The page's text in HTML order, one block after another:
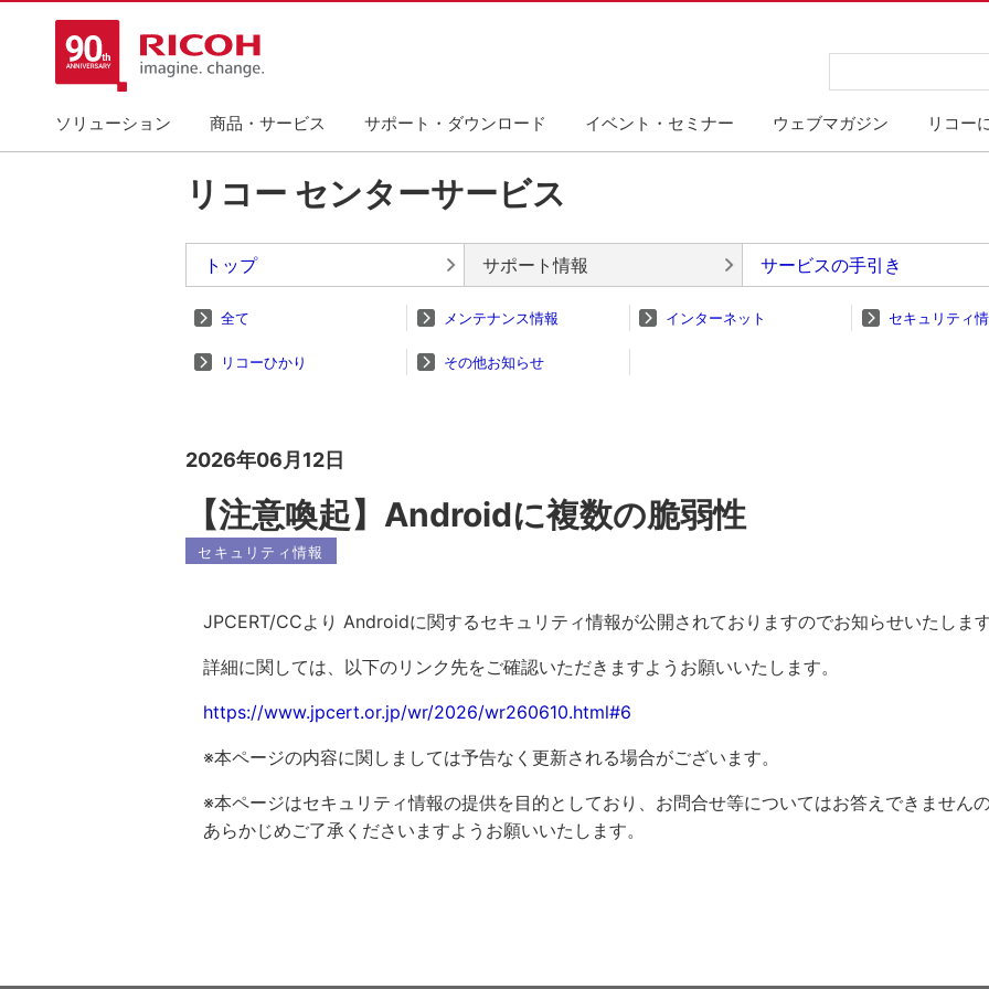
ソリューション 商品・サービス サポート・ダウンロード イベント・セミナー ウェブマガジン リコー
リコー センターサービス
トップ サポート情報 サービスの手引き
全て メンテナンス情報 インターネット セキュリティ
リコーひかり その他お知らせ
2026年06月12日
【注意喚起】Androidに複数の脆弱性
セキュリティ情報
JPCERT/CCより Androidに関するセキュリティ情報が公開されておりますのでお知らせいたします
詳細に関しては、以下のリンク先をご確認いただきますようお願いいたします。
https://www.jpcert.or.jp/wr/2026/wr260610.html#6
※本ページの内容に関しましては予告なく更新される場合がございます。
※本ページはセキュリティ情報の提供を目的としており、お問合せ等についてはお答えできませんの
あらかじめご了承くださいますようお願いいたします。